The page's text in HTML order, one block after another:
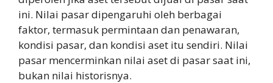
ini. Nilai pasar dipengaruhi oleh berbagai
faktor, termasuk permintaan dan penawaran,
kondisi pasar, dan kondisi aset itu sendiri. Nilai
pasar mencerminkan nilai aset di pasar saat ini,
bukan nilai historisnya.